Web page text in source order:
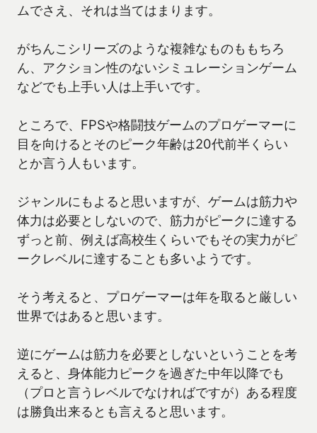
ムでさえ、それは当てはまります。
がちんこシリーズのような複雑なものももちろ
ん、アクション性のないシミュレーションゲーム
などでも上手い人は上手いです。
ところで、FPSや格闘技ゲームのプロゲーマーに
目を向けるとそのピーク年齢は20代前半くらい
とか言う人もいます。
ジャンルにもよると思いますが、ゲームは筋力や
体力は必要としないので、筋力がピークに達する
ずっと前、例えば高校生くらいでもその実力がピ
ークレベルに達することも多いようです。
そう考えると、プロゲーマーは年を取ると厳しい
世界ではあると思います。
逆にゲームは筋力を必要としないということを考
えると、身体能力ピークを過ぎた中年以降でも
（プロと言うレベルでなければですが）ある程度
は勝負出来るとも言えると思います。